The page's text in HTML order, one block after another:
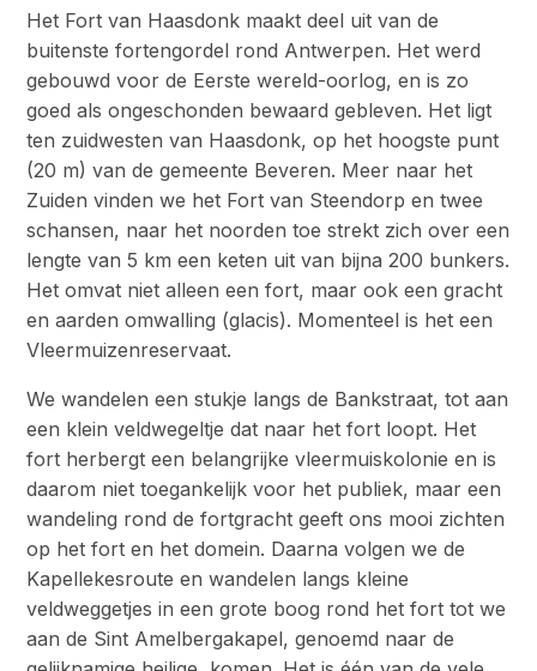
Het Fort van Haasdonk maakt deel uit van de
buitenste fortengordel rond Antwerpen. Het werd
gebouwd voor de Eerste wereld-oorlog, en is zo
goed als ongeschonden bewaard gebleven. Het ligt
ten zuidwesten van Haasdonk, op het hoogste punt
(20 m) van de gemeente Beveren. Meer naar het
Zuiden vinden we het Fort van Steendorp en twee
schansen, naar het noorden toe strekt zich over een
lengte van 5 km een keten uit van bijna 200 bunkers.
Het omvat niet alleen een fort, maar ook een gracht
en aarden omwalling (glacis). Momenteel is het een
Vleermuizenreservaat.
We wandelen een stukje langs de Bankstraat, tot aan
een klein veldwegeltje dat naar het fort loopt. Het
fort herbergt een belangrijke vleermuiskolonie en is
daarom niet toegankelijk voor het publiek, maar een
wandeling rond de fortgracht geeft ons mooi zichten
op het fort en het domein. Daarna volgen we de
Kapellekesroute en wandelen langs kleine
veldweggetjes in een grote boog rond het fort tot we
aan de Sint Amelbergakapel, genoemd naar de